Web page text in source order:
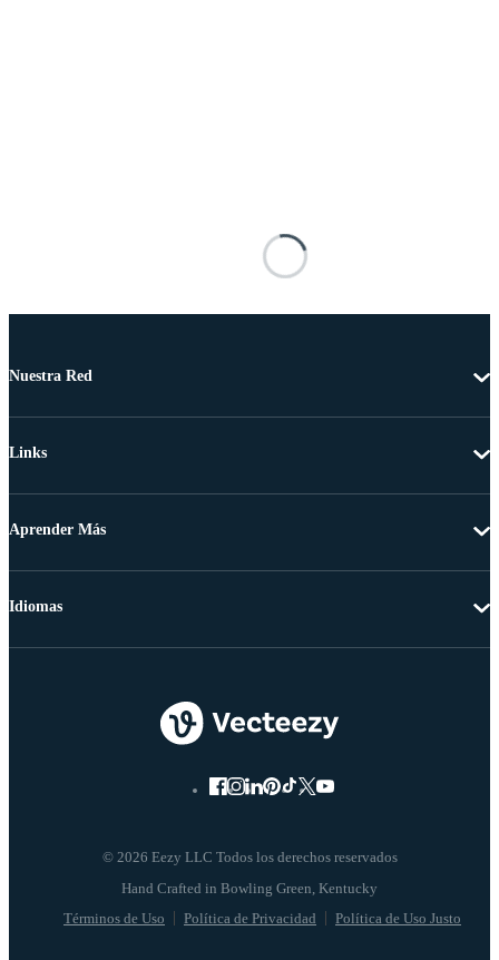
Nuestra Red
Links
Aprender Más
© 2026 Eezy LLC Todos los derechos reservados
Términos de Uso Política de Privacidad Política de Uso Justo
Idiomas